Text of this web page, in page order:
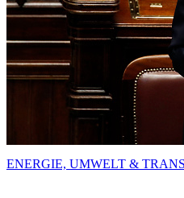
ENERGIE, UMWELT &